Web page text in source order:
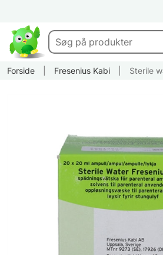
Forside Fresenius Kabi Sterile